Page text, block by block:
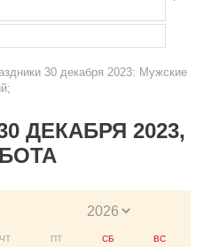
30 декабря 2023: Мужские
ДЕКАБРЯ 2023,
ЧТ ПТ СБ ВС